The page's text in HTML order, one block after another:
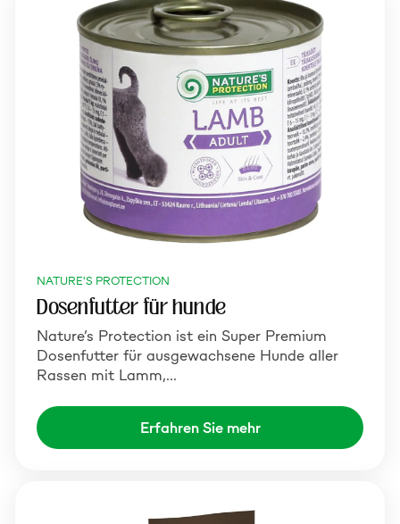
NATURE'S PROTECTION
Dosenfutter für hunde
Nature’s Protection ist ein Super Premium
Dosenfutter für ausgewachsene Hunde aller
Rassen mit Lamm,…
Erfahren Sie mehr